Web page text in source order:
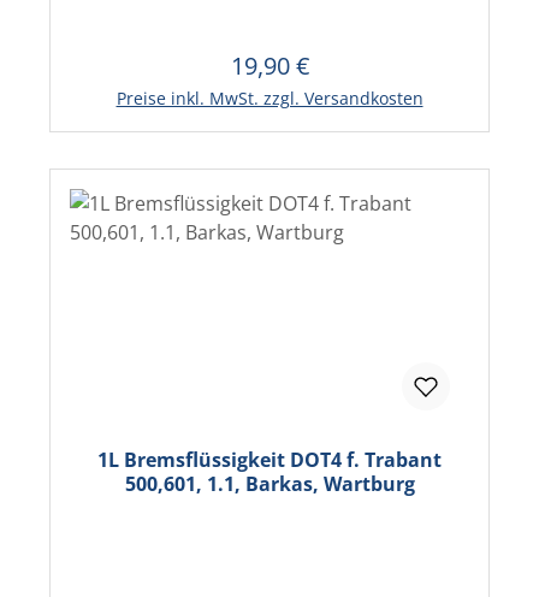
Regulärer Preis:
19,90 €
Preise inkl. MwSt. zzgl. Versandkosten
In den Warenkorb
1L Bremsflüssigkeit DOT4 f. Trabant
500,601, 1.1, Barkas, Wartburg